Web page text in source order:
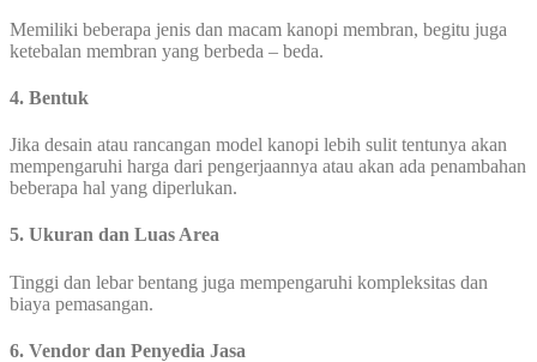
Memiliki beberapa jenis dan macam kanopi membran, begitu juga
ketebalan membran yang berbeda – beda.
4. Bentuk
Jika desain atau rancangan model kanopi lebih sulit tentunya akan
mempengaruhi harga dari pengerjaannya atau akan ada penambahan
beberapa hal yang diperlukan.
5. Ukuran dan Luas Area
Tinggi dan lebar bentang juga mempengaruhi kompleksitas dan
biaya pemasangan.
6. Vendor dan Penyedia Jasa